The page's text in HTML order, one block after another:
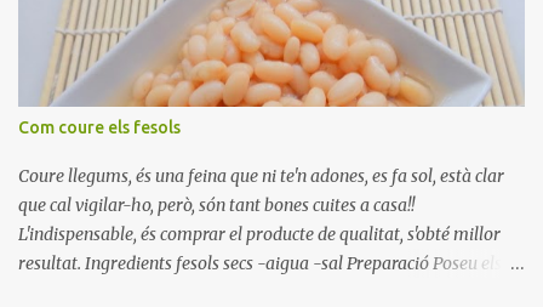
Com coure els fesols
Coure llegums, és una feina que ni te'n adones, es fa sol, està clar
que cal vigilar-ho, però, són tant bones cuites a casa!!
L'indispensable, és comprar el producte de qualitat, s'obté millor
resultat. Ingredients fesols secs -aigua -sal Preparació Poseu els